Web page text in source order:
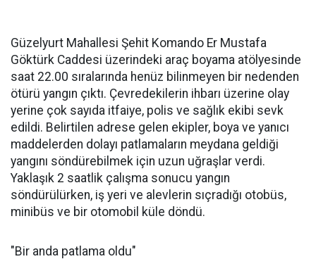
Güzelyurt Mahallesi Şehit Komando Er Mustafa
Göktürk Caddesi üzerindeki araç boyama atölyesinde
saat 22.00 sıralarında henüz bilinmeyen bir nedenden
ötürü yangın çıktı. Çevredekilerin ihbarı üzerine olay
yerine çok sayıda itfaiye, polis ve sağlık ekibi sevk
edildi. Belirtilen adrese gelen ekipler, boya ve yanıcı
maddelerden dolayı patlamaların meydana geldiği
yangını söndürebilmek için uzun uğraşlar verdi.
Yaklaşık 2 saatlik çalışma sonucu yangın
söndürülürken, iş yeri ve alevlerin sıçradığı otobüs,
minibüs ve bir otomobil küle döndü.
"Bir anda patlama oldu"